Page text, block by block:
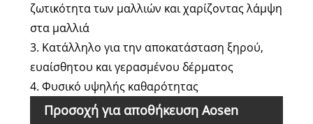
ζωτικότητα των μαλλιών και χαρίζοντας λάμψη
στα μαλλιά
3. Κατάλληλο για την αποκατάσταση ξηρού,
ευαίσθητου και γερασμένου δέρματος
4. Φυσικό υψηλής καθαρότητας
Προσοχή για αποθήκευση Aosen